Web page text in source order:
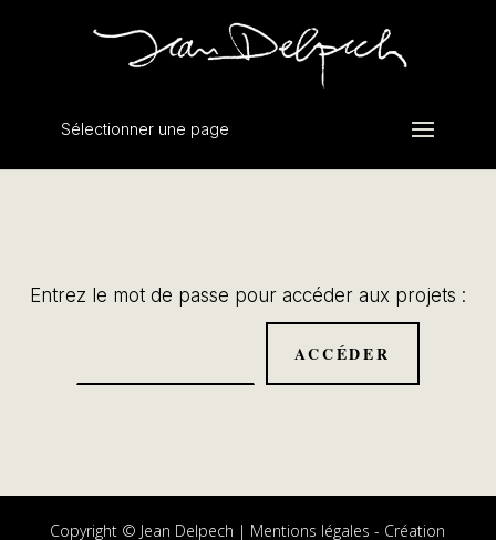
Sélectionner une page
Entrez le mot de passe pour accéder aux projets :
Copyright © Jean Delpech | Mentions légales - Création